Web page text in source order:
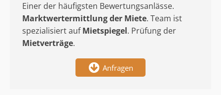
Einer der häufigsten Bewertungsanlässe.
Marktwertermittlungder Miete. Team ist
spezialisiert aufMietspiegel. Prüfung der
Mietverträge.
Anfragen